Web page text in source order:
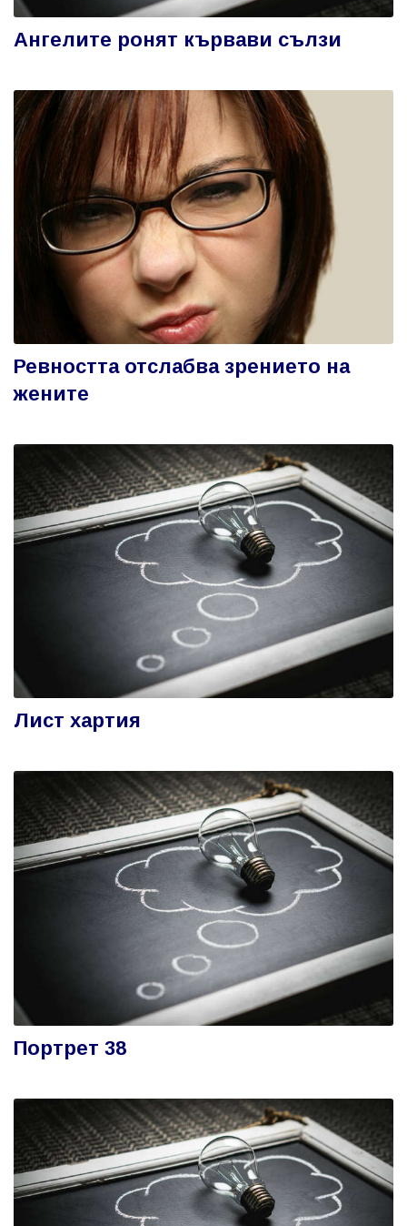
Ангелите ронят кървави сълзи
Ревността отслабва зрението на
жените
Лист хартия
Портрет 38